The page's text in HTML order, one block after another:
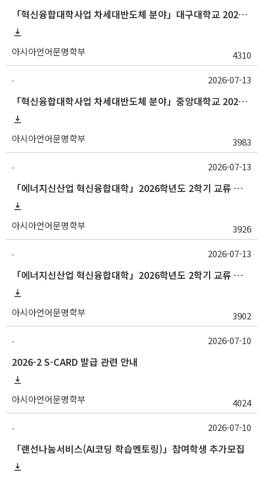
「혁신융합대학사업 차세대반도체 분야」대구대학교 2026-2학기 교류수학 안내
아시아언어문명학부 4310
-
「혁신융합대학사업 차세대반도체 분야」중앙대학교 2026학년도 2학기 교류 수학 안내
아시아언어문명학부 3983
2026-07-13
-
「에너지신산업 혁신융합대학」2026학년도 2학기 교류 수학 안내 (부산대)
아시아언어문명학부 3926
2026-07-13
-
「에너지신산업 혁신융합대학」2026학년도 2학기 교류 수학 안내 (고려대)
아시아언어문명학부 3902
2026-07-13
-
2026-2 S-CARD 발급 관련 안내
아시아언어문명학부 4024
2026-07-10
-
「랜선나눔서비스(AI코딩 학습멘토링)」참여학생 추가모집
2026-07-10